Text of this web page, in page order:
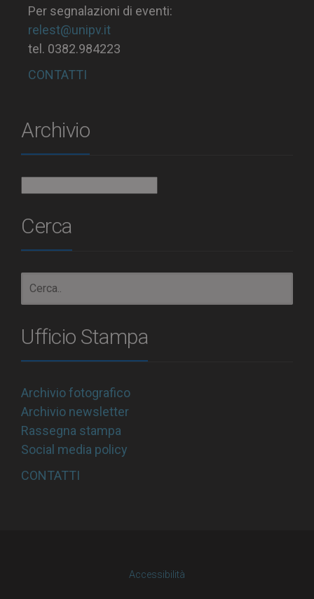
Per segnalazioni di eventi:
relest@unipv.it
tel. 0382.984223
CONTATTI
Archivio
Cerca
Ufficio Stampa
Archivio fotografico
Archivio newsletter
Rassegna stampa
Social media policy
CONTATTI
Accessibilità